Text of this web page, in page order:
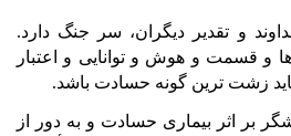
و تقدیر دیگران، سر جنگ دارد.
و قسمت و هوش و توانایی و اعتبار
زشت ترین گونه حسادت باشد.
بر اثر بیماری حسادت و به دور از